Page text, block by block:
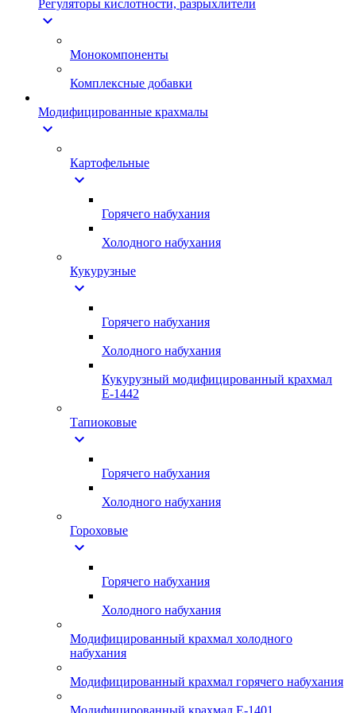
Регуляторы кислотности, разрыхлители
expand_more
Монокомпоненты
Комплексные добавки
Модифицированные крахмалы
expand_more
Картофельные
expand_more
Горячего набухания
Холодного набухания
Кукурузные
expand_more
Горячего набухания
Холодного набухания
Кукурузный модифицированный крахмал
Е-1442
Тапиоковые
expand_more
Горячего набухания
Холодного набухания
Гороховые
expand_more
Горячего набухания
Холодного набухания
Модифицированный крахмал холодного
набухания
Модифицированный крахмал горячего набухания